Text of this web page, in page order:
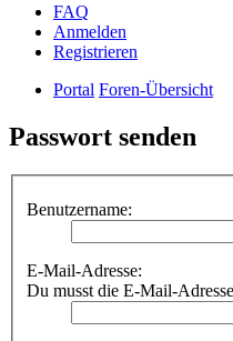
FAQ
Anmelden
Registrieren
Portal Foren-Übersicht
Passwort senden
Benutzername:
E-Mail-Adresse:
Du musst die E-Mail-